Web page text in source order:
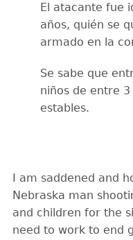
El atacante fue
años, quién se
armado en la
Se sabe que
niños de entre
estables.
I am saddened and
Nebraska man
and children for the
need to work to end